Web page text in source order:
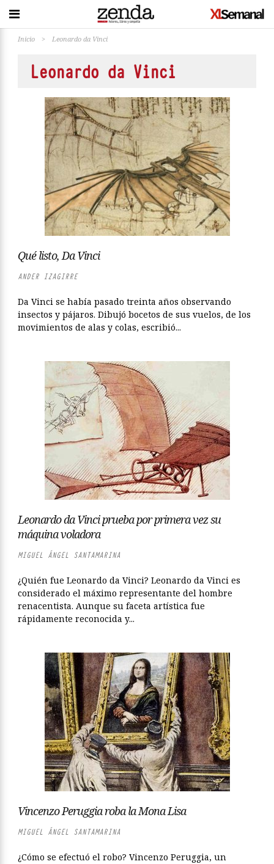
Inicio > Leonardo da Vinci
Leonardo da Vinci
Qué listo, Da Vinci
ANDER IZAGIRRE
Da Vinci se había pasado treinta años observando
insectos y pájaros. Dibujó bocetos de sus vuelos, de los
movimientos de alas y colas, escribió...
Leonardo da Vinci prueba por primera vez su
máquina voladora
MIGUEL ÁNGEL SANTAMARINA
¿Quién fue Leonardo da Vinci? Leonardo da Vinci es
considerado el máximo representante del hombre
renacentista. Aunque su faceta artística fue
rápidamente reconocida y...
Vincenzo Peruggia roba la Mona Lisa
MIGUEL ÁNGEL SANTAMARINA
¿Cómo se efectuó el robo? Vincenzo Peruggia, un